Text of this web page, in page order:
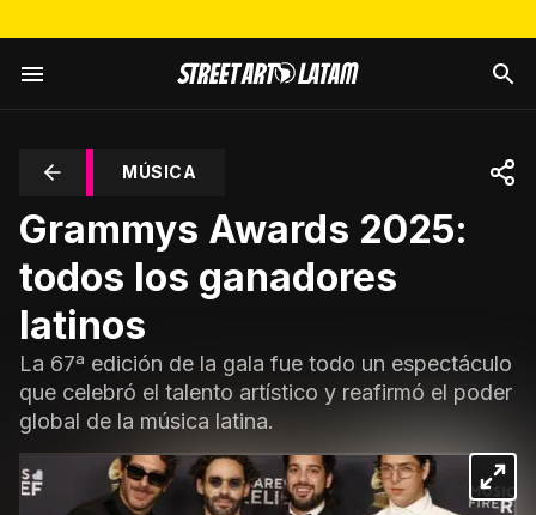
MÚSICA
Grammys Awards 2025:
todos los ganadores
latinos
La 67ª edición de la gala fue todo un espectáculo
que celebró el talento artístico y reafirmó el poder
global de la música latina.